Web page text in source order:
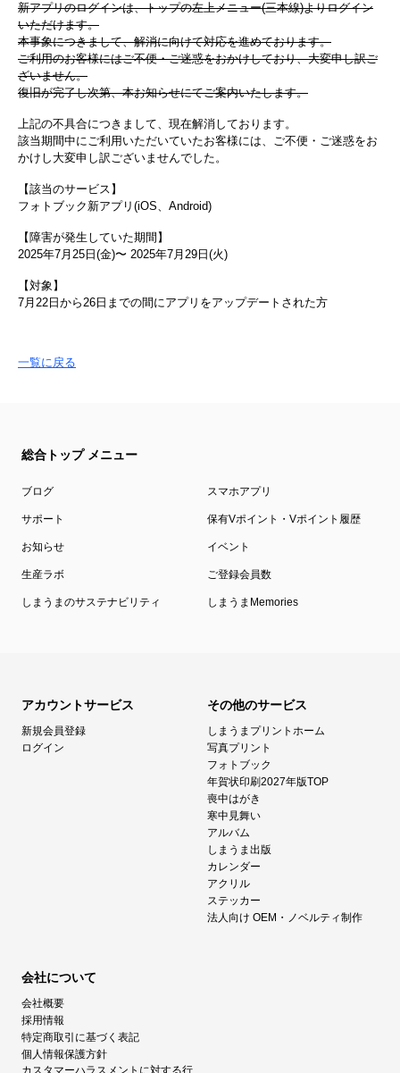
新アプリのログインは、トップの左上メニュー(三本線)よりログイン
いただけます。
本事象につきまして、解消に向けて対応を進めております。
ご利用のお客様にはご不便・ご迷惑をおかけしており、大変申し訳ご
ざいません。
復旧が完了し次第、本お知らせにてご案内いたします。
上記の不具合につきまして、現在解消しております。
該当期間中にご利用いただいていたお客様には、ご不便・ご迷惑をお
かけし大変申し訳ございませんでした。
【該当のサービス】
フォトブック新アプリ(iOS、Android)
【障害が発生していた期間】
2025年7月25日(金)〜 2025年7月29日(火)
【対象】
7月22日から26日までの間にアプリをアップデートされた方
一覧に戻る
総合トップ メニュー
ブログ スマホアプリ
サポート 保有Vポイント・Vポイント履歴
お知らせ イベント
生産ラボ ご登録会員数
しまうまのサステナビリティ しまうまMemories
アカウントサービス
新規会員登録
ログイン
その他のサービス
しまうまプリントホーム
写真プリント
フォトブック
年賀状印刷2027年版TOP
喪中はがき
寒中見舞い
アルバム
しまうま出版
カレンダー
アクリル
ステッカー
法人向け OEM・ノベルティ制作
会社について
会社概要
採用情報
特定商取引に基づく表記
個人情報保護方針
カスタマーハラスメントに対する行